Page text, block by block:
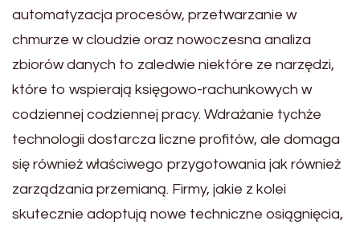
automatyzacja procesów, przetwarzanie w
chmurze w cloudzie oraz nowoczesna analiza
zbiorów danych to zaledwie niektóre ze narzędzi,
które to wspierają księgowo-rachunkowych w
codziennej codziennej pracy. Wdrażanie tychże
technologii dostarcza liczne profitów, ale domaga
się również właściwego przygotowania jak również
zarządzania przemianą. Firmy, jakie z kolei
skutecznie adoptują nowe techniczne osiągnięcia,